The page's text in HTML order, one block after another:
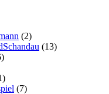
(2)
(13)
(7)